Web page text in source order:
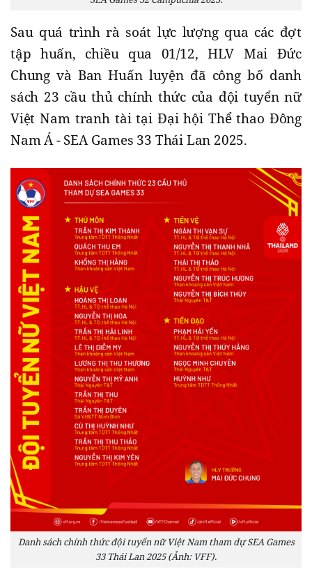
Sau quá trình rà soát lực lượng qua các đợt
tập huấn, chiều qua 01/12, HLV Mai Đức
Chung và Ban Huấn luyện đã công bố danh
sách 23 cầu thủ chính thức của đội tuyển nữ
Việt Nam tranh tài tại Đại hội Thể thao Đông
Nam Á - SEA Games 33 Thái Lan 2025.
Danh sách chính thức đội tuyển nữ Việt Nam tham dự SEA Games
33 Thái Lan 2025 (Ảnh: VFF).